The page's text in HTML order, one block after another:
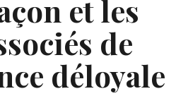
et les
de
déloyale